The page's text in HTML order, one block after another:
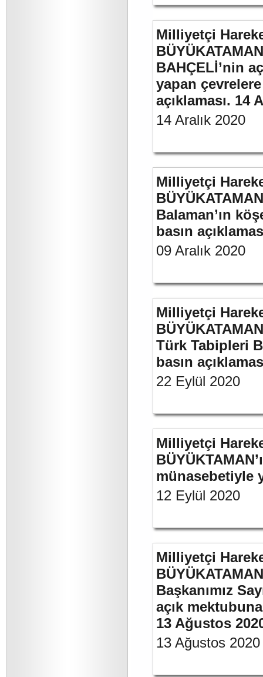
Milliyetçi
BAHÇELİ’nin
yapan
açıklaması. 14
14 Aralık 2020
Milliyetçi
Balaman’ın
basın
09 Aralık 2020
Milliyetçi
Türk Tabipleri
basın
22 Eylül 2020
Milliyetçi
münasebetiyle
12 Eylül 2020
Milliyetçi
Başkanımız
açık
13 Ağustos
13 Ağustos 2020